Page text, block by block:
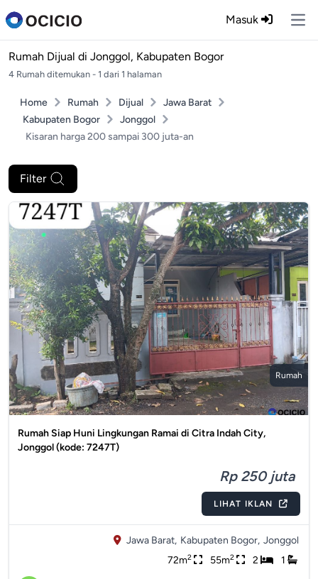
Masuk
Rumah Dijual di Jonggol, Kabupaten Bogor
4 Rumah ditemukan - 1 dari 1 halaman
Home Rumah Dijual
Jawa Barat
Kabupaten Bogor
Jonggol
Kisaran harga 200 sampai 300 juta-an
Filter
Rumah
Rumah Siap Huni Lingkungan Ramai di Citra Indah City,
Jonggol (kode: 7247T)
Rp 250 juta
LIHAT IKLAN
Jawa Barat, Kabupaten Bogor, Jonggol
72m2 55m2 2 1